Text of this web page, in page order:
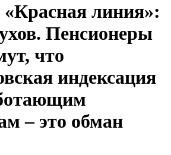
«Красная линия»:
Пенсионеры
что
индексация
– это обман